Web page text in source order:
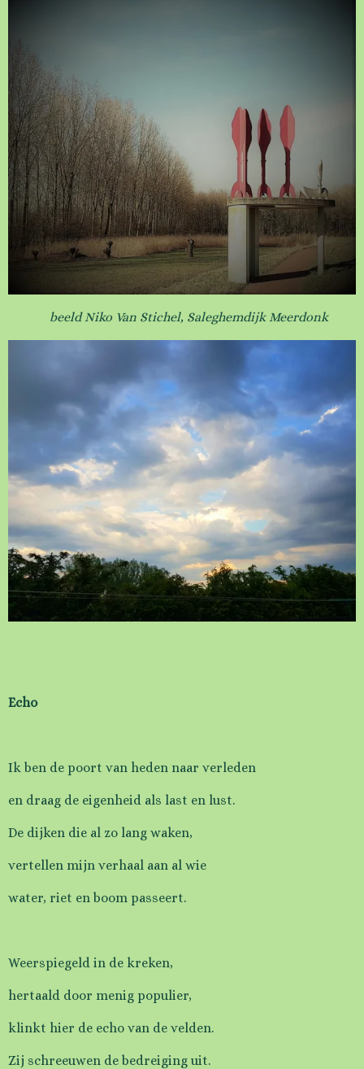
beeld Niko Van Stichel, Saleghemdijk Meerdonk
Echo
Ik ben de poort van heden naar verleden
en draag de eigenheid als last en lust.
De dijken die al zo lang waken,
vertellen mijn verhaal aan al wie
water, riet en boom passeert.
Weerspiegeld in de kreken,
hertaald door menig populier,
klinkt hier de echo van de velden.
Zij schreeuwen de bedreiging uit.